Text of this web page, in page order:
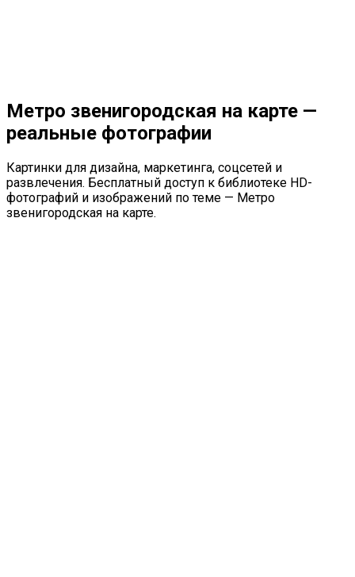
Метро звенигородская на карте —
реальные фотографии
Картинки для дизайна, маркетинга, соцсетей и
развлечения. Бесплатный доступ к библиотеке HD-
фотографий и изображений по теме — Метро
звенигородская на карте.